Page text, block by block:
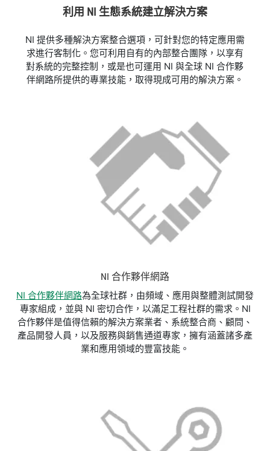
利用 NI 生態系統建立解決方案
NI 提供多種解決方案整合選項，可針對您的特定應用需
求進行客制化。您可利用自有的內部整合團隊，以享有
對系統的完整控制，或是也可運用 NI 與全球 NI 合作夥
伴網路所提供的專業技能，取得現成可用的解決方案。
NI 合作夥伴網路
NI 合作夥伴網路為全球社群，由頻域、應用與整體測試開發
專家組成，並與 NI 密切合作，以滿足工程社群的需求。NI
合作夥伴是值得信賴的解決方案業者、系統整合商、顧問、
產品開發人員，以及服務與銷售通道專家，擁有涵蓋諸多產
業和應用領域的豐富技能。